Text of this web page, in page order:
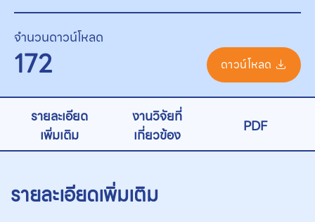
จำนวนดาวน์โหลด
172 ดาวน์โหลด
รายละเอียด
เพิ่มเติม
งานวิจัยที่
เกี่ยวข้อง
PDF
รายละเอียดเพิ่มเติม